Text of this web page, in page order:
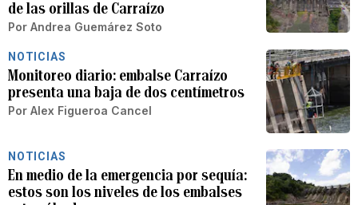
de las orillas de Carraízo
Por Andrea Guemárez Soto
NOTICIAS
Monitoreo diario: embalse Carraízo
presenta una baja de dos centímetros
Por Alex Figueroa Cancel
NOTICIAS
En medio de la emergencia por sequía:
estos son los niveles de los embalses